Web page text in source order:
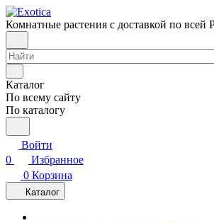
Комнатные растения с доставкой по всей
Каталог
По всему сайту
По каталогу
Войти
0
Избранное
0 Корзина
Каталог